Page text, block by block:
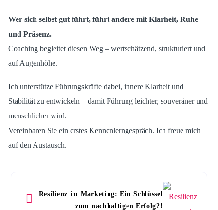
Wer sich selbst gut führt, führt andere mit Klarheit, Ruhe
und Präsenz.
Coaching begleitet diesen Weg – wertschätzend, strukturiert und
auf Augenhöhe.
Ich unterstütze Führungskräfte dabei, innere Klarheit und
Stabilität zu entwickeln – damit Führung leichter, souveräner und
menschlicher wird.
Vereinbaren Sie ein erstes Kennenlerngespräch. Ich freue mich
auf den Austausch.
Resilienz im Marketing: Ein Schlüssel
zum nachhaltigen Erfolg?!